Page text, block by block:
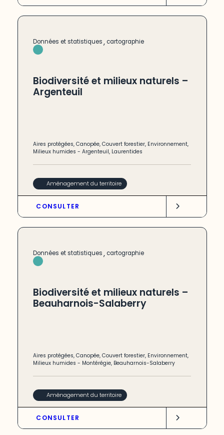
Données et statistiques, cartographie
Biodiversité et milieux naturels –
Argenteuil
Aires protégées,Canopée,Couvert forestier, Environnement,
Milieux humides -Argenteuil, Laurentides
Aménagement du territoire
CONSULTER
Données et statistiques, cartographie
Biodiversité et milieux naturels –
Beauharnois-Salaberry
Aires protégées,Canopée,Couvert forestier, Environnement,
Milieux humides - Montérégie, Beauharnois-Salaberry
Aménagement du territoire
CONSULTER